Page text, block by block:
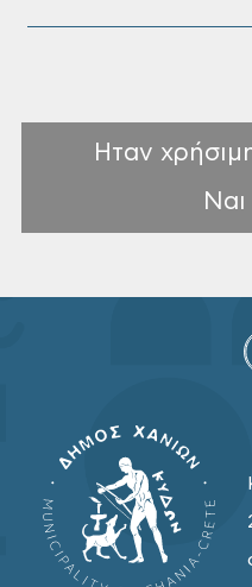
Ηταν
Ναι